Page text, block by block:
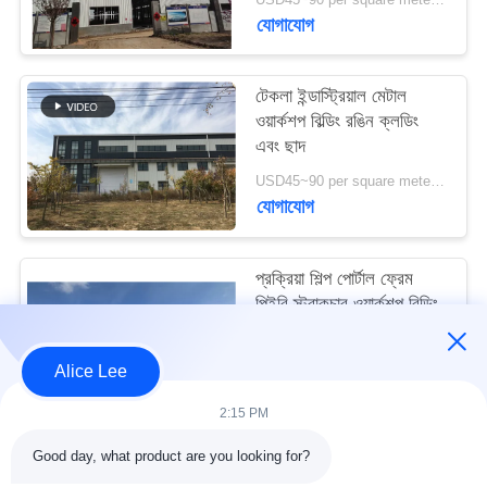
মামলা
সাইট
ম্যাপ
গোপনীয়তা
নীতি
যোগাযোগ
টেকলা ইন্ডাস্ট্রিয়াল মেটাল
ওয়ার্কশপ বিল্ডিং রঙিন ক্লডিং
এবং ছাদ
USD45~90 per square meter MOQ:1000 বর্গ মিটার
যোগাযোগ
প্রক্রিয়া শিল্প পোর্টাল ফ্রেম
পিইবি স্ট্রাকচার ওয়ার্কশপ বিল্ডিং
Alice Lee
2:15 PM
Good day, what product are you looking for?